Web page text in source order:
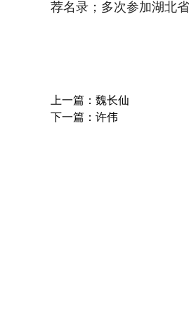
荐名录； 多次参加湖北
上一篇：魏长仙
下一篇：许伟